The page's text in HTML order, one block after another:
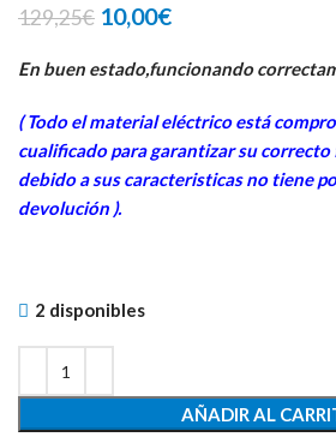
129,25€ El
original
129,25€.
10,00€El
actual
10,00€.
En buen estado,funcionando
( Todo el material eléctrico está
cualificado para garantizar su
debido a sus caracteristicas no tiene
devolución ).
2 disponibles
AÑADIR AL